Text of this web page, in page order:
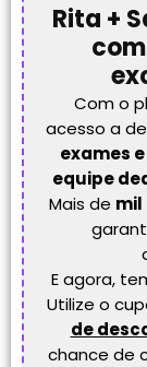
Rita +
Com o
acesso a
exames
equipe
Mais de mil
E agora,
Utilize o
de
chance de